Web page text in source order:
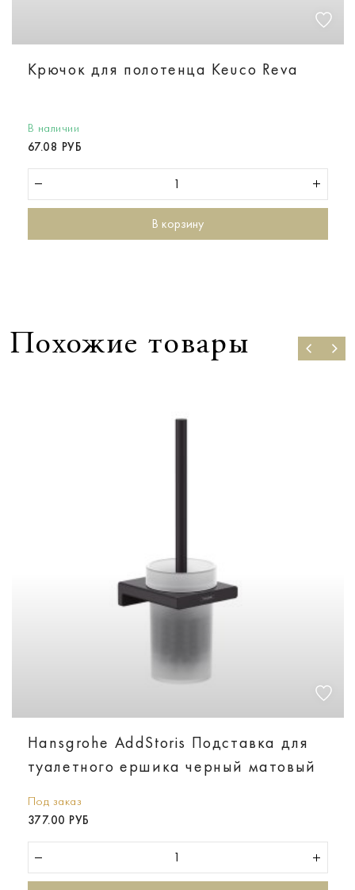
Крючок для полотенца Keuco Reva
В наличии
67.08 РУБ
В корзину
Похожие товары
Hansgrohe AddStoris Подставка для
туалетного ершика черный матовый
Под заказ
377.00 РУБ